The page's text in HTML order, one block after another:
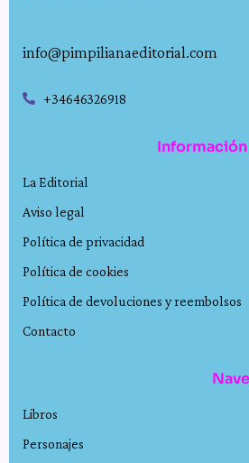
info@pimpilianaeditorial.com
+34646326918
Información
La Editorial
Aviso legal
Política de privacidad
Política de cookies
Política de devoluciones y reembolsos
Contacto
Libros
Personajes